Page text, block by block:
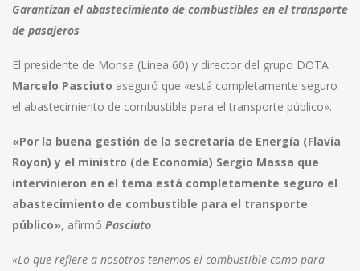
Garantizan el abastecimiento de combustibles en el transporte
de pasajeros
El presidente de Monsa (Línea 60) y director del grupo DOTA
Marcelo Pasciuto aseguró que «está completamente seguro
el abastecimiento de combustible para el transporte público».
«Por la buena gestión de la secretaria de Energía (Flavia
Royon) y el ministro (de Economía) Sergio Massa que
intervinieron en el tema está completamente seguro el
abastecimiento de combustible para el transporte
público», afirmó Pasciuto
«Lo que refiere a nosotros tenemos el combustible como para